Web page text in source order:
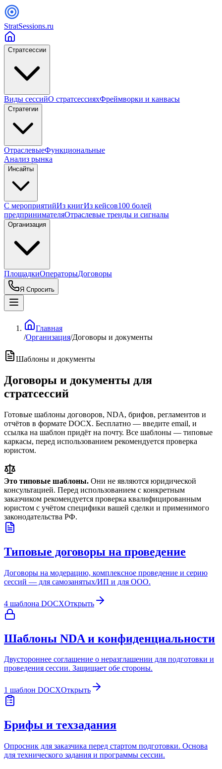
StratSessions.ru
Стратсессии
Виды сессийО стратсессияхФреймворки и канвасы
Стратегии
ОтраслевыеФункциональные
Анализ рынка
Инсайты
С мероприятийИз книгИз кейсов100 болей
предпринимателяОтраслевые тренды и сигналы
Организация
ПлощадкиОператорыДоговоры
Я Спросить
Главная
/Организация/Договоры и документы
Шаблоны и документы
Договоры и документы для
стратсессий
Готовые шаблоны договоров, NDA, брифов, регламентов и
отчётов в формате DOCX. Бесплатно — введите email, и
ссылка на шаблон придёт на почту. Все шаблоны — типовые
каркасы, перед использованием рекомендуется проверка
юристом.
Это типовые шаблоны. Они не являются юридической
консультацией. Перед использованием с конкретным
заказчиком рекомендуется проверка квалифицированным
юристом с учётом специфики вашей сделки и применимого
законодательства РФ.
Типовые договоры на проведение
Договоры на модерацию, комплексное проведение и серию
сессий — для самозанятых/ИП и для ООО.
4 шаблона DOCXОткрыть
Шаблоны NDA и конфиденциальности
Двустороннее соглашение о неразглашении для подготовки и
проведения сессии. Защищает обе стороны.
1 шаблон DOCXОткрыть
Брифы и техзадания
Опросник для заказчика перед стартом подготовки. Основа
для технического задания и программы сессии.